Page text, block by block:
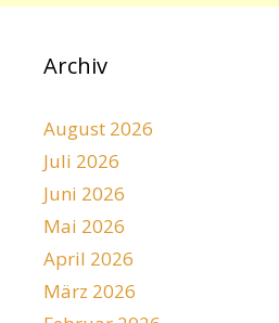
Archiv
August 2026
Juli 2026
Juni 2026
Mai 2026
April 2026
März 2026